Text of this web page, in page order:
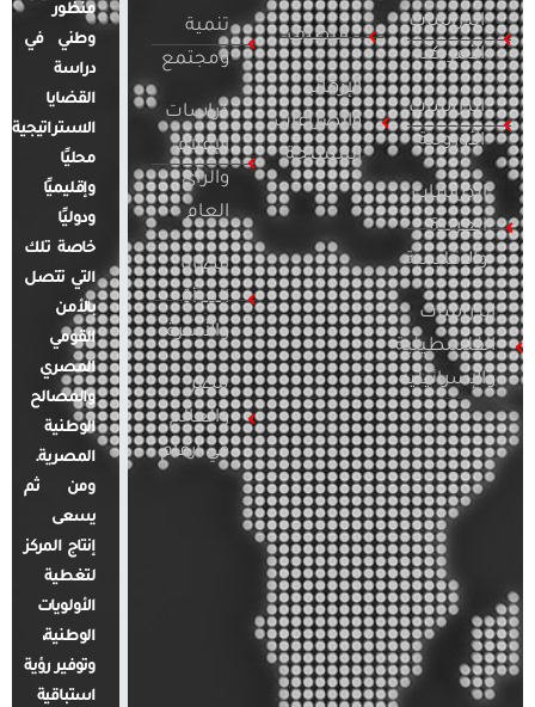
الدراسات
الأمريكية
الدراسات
الأوروبية
الدراسات
العربية
والإقليمية
الدراسات
الفلسطينية
والإسرائيلية
التطرف
الإرهاب
والصراعات
المسلحة
تنمية
ومجتمع
دراسات
الإعلام
والرأي
العام
قضايا
المرأة
والأسرة
مصر
والعالم
في أرقام
منظور
وطني في
دراسة
القضايا
الاستراتيجية
محليًا
وإقليميًا
ودوليًا
خاصة تلك
التي تتصل
بالأمن
القومي
المصري
والمصالح
الوطنية
المصرية.
ومن ثم
يسعى
إنتاج المركز
لتغطية
الأولويات
الوطنية،
وتوفير رؤية
استباقية